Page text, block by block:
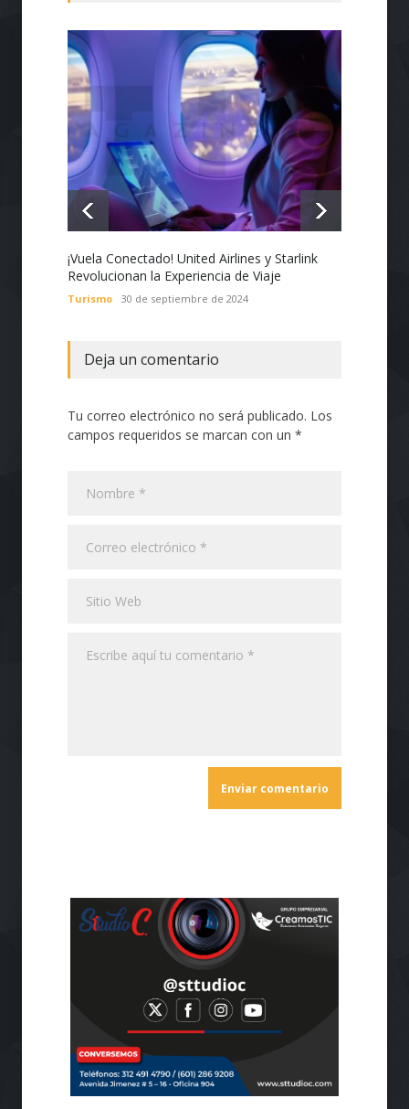
¡Vuela Conectado! United Airlines y Starlink
Revolucionan la Experiencia de Viaje
Turismo 30 de septiembre de 2024
Deja un comentario
Tu correo electrónico no será publicado. Los
campos requeridos se marcan con un *